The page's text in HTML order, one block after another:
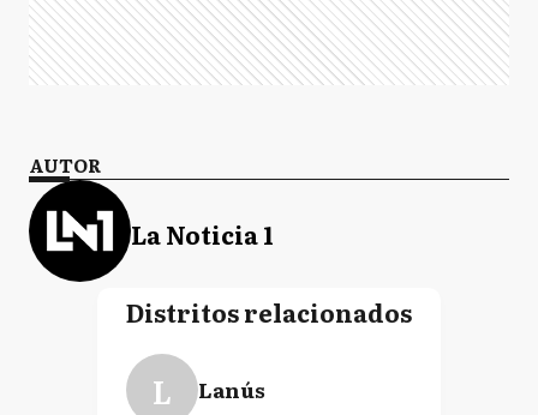
AUTOR
La Noticia 1
Distritos relacionados
L Lanús